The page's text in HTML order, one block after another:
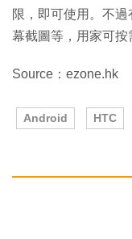
限，即可使用。不
幕截圖等，用家可按
Source：ezone.hk
Android HTC